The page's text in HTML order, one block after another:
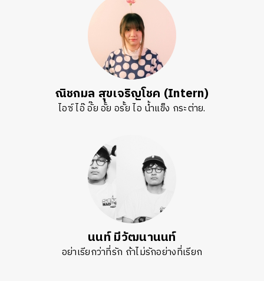
ณิชกมล สุขเจริญโชค (Intern)
ไอซ์ ไอ๊ อั๊ย อั้ย อรั้ย ไอ น้ำแข็ง กระต่าย.
นนท์ มีวัฒนานนท์
อย่าเรียกว่าที่รัก ถ้าไม่รักอย่างที่เรียก